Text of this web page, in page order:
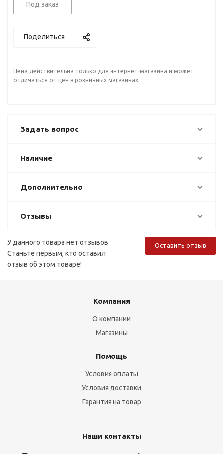
Под заказ
Поделиться
Цена действительна только для интернет-магазина и может
отличаться от цен в розничных магазинах
Задать вопрос
Наличие
Дополнительно
Отзывы
Оставить отзыв
У данного товара нет отзывов.
Станьте первым, кто оставил
отзыв об этом товаре!
Компания
О компании
Магазины
Помощь
Условия оплаты
Условия доставки
Гарантия на товар
Наши контакты